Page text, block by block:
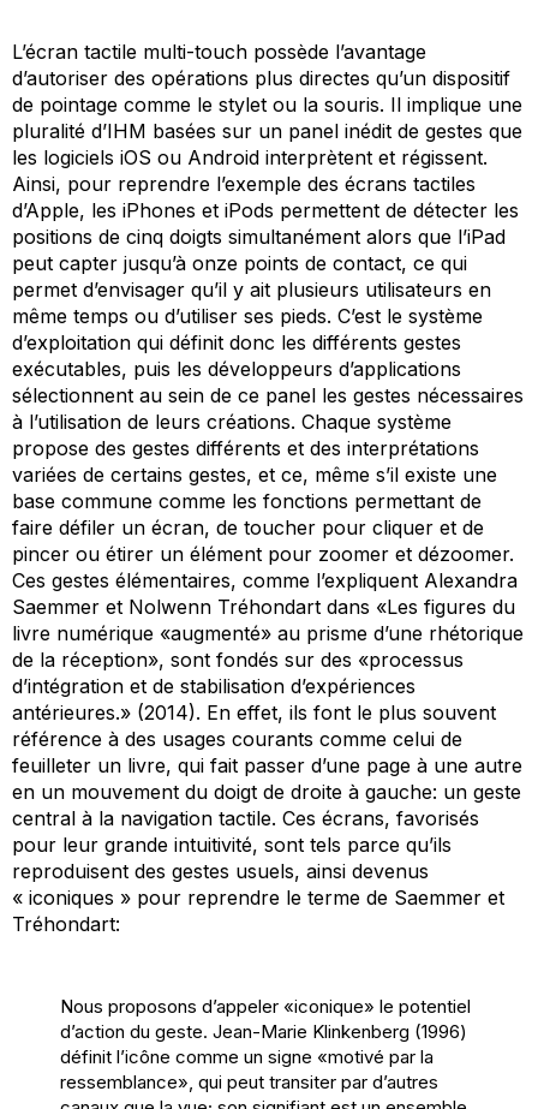
L’écran tactile multi-touch possède l’avantage
d’autoriser des opérations plus directes qu’un dispositif
de pointage comme le stylet ou la souris. Il implique une
pluralité d’IHM basées sur un panel inédit de gestes que
les logiciels iOS ou Android interprètent et régissent.
Ainsi, pour reprendre l’exemple des écrans tactiles
d’Apple, les iPhones et iPods permettent de détecter les
positions de cinq doigts simultanément alors que l’iPad
peut capter jusqu’à onze points de contact, ce qui
permet d’envisager qu’il y ait plusieurs utilisateurs en
même temps ou d’utiliser ses pieds. C’est le système
d’exploitation qui définit donc les différents gestes
exécutables, puis les développeurs d’applications
sélectionnent au sein de ce panel les gestes nécessaires
à l’utilisation de leurs créations. Chaque système
propose des gestes différents et des interprétations
variées de certains gestes, et ce, même s’il existe une
base commune comme les fonctions permettant de
faire défiler un écran, de toucher pour cliquer et de
pincer ou étirer un élément pour zoomer et dézoomer.
Ces gestes élémentaires, comme l’expliquent Alexandra
Saemmer et Nolwenn Tréhondart dans «Les figures du
livre numérique «augmenté» au prisme d’une rhétorique
de la réception», sont fondés sur des «processus
d’intégration et de stabilisation d’expériences
antérieures.» (2014). En effet, ils font le plus souvent
référence à des usages courants comme celui de
feuilleter un livre, qui fait passer d’une page à une autre
en un mouvement du doigt de droite à gauche: un geste
central à la navigation tactile. Ces écrans, favorisés
pour leur grande intuitivité, sont tels parce qu’ils
reproduisent des gestes usuels, ainsi devenus
« iconiques » pour reprendre le terme de Saemmer et
Tréhondart:
Nous proposons d’appeler «iconique» le potentiel
d’action du geste. Jean-Marie Klinkenberg (1996)
définit l’icône comme un signe «motivé par la
ressemblance», qui peut transiter par d’autres